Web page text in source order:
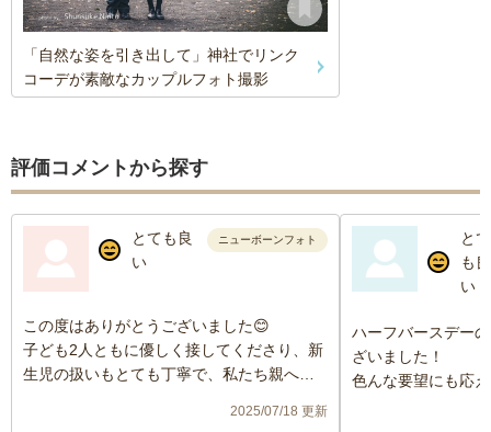
「自然な姿を引き出して」神社でリンク
コーデが素敵なカップルフォト撮影
評価コメントから探す
とても良
い
ニューボーンフォト
この度はありがとうございました😊
子ども2人ともに優しく接してくださり、新
生児の扱いもとても丁寧で、私たち親へも
て楽しく撮影時間を過ごすことができまし
2025/07/18 更新
とて
も良
い
ハーフバースデー
ざいました！
色んな要望にも応